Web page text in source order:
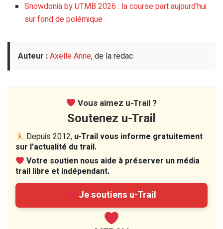
Snowdonia by UTMB 2026 : la course part aujourd’hui
sur fond de polémique
Auteur :Axelle Anne, de la redac
Vous aimez u-Trail ?
Soutenez u-Trail
Depuis 2012, u-Trail vous informe gratuitement
sur l’actualité du trail.
Votre soutien nous aide à préserver un média
trail libre et indépendant.
Je soutiens u-Trail